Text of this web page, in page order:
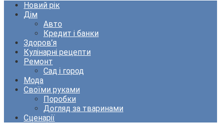
Новий рік
Дім
Авто
Кредит і банки
Здоров’я
Кулінарні рецепти
Ремонт
Сад і город
Мода
Своїми руками
Поробки
Догляд за тваринами
Сценарії